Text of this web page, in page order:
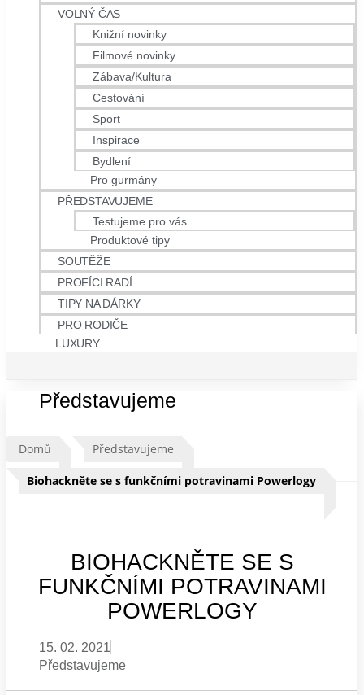
VOLNÝ ČAS
Knižní novinky
Filmové novinky
Zábava/Kultura
Cestování
Sport
Inspirace
Bydlení
Pro gurmány
PŘEDSTAVUJEME
Testujeme pro vás
Produktové tipy
SOUTĚŽE
PROFÍCI RADÍ
TIPY NA DÁRKY
PRO RODIČE
LUXURY
Představujeme
Domů Představujeme
Biohackněte se s funkčními potravinami Powerlogy
BIOHACKNĚTE SE S
FUNKČNÍMI POTRAVINAMI
POWERLOGY
15. 02. 2021
Představujeme